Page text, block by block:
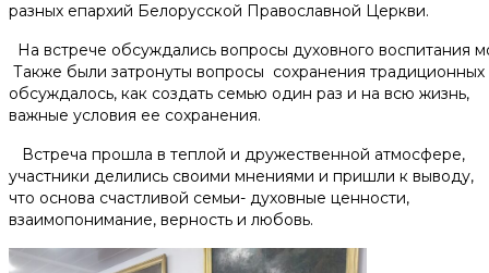
Телефоны доверия для будущих мам:
+375 44 770 80 20
Наши соц. сети
разных епархий Белорусской Православной Церкви.
На встрече обсуждались вопросы духовного
Также были затронуты вопросы сохранения
обсуждалось, как создать семью один раз и на всю жизнь,
важные условия ее сохранения.
Встреча прошла в теплой и дружественной атмосфере,
участники делились своими мнениями и пришли к выводу,
что основа счастливой семьи- духовные ценности,
взаимопонимание, верность и любовь.